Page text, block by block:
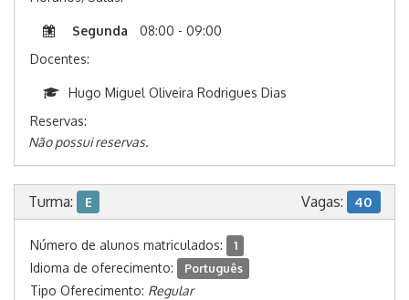
Segunda
08:00 - 09:00
Docentes:
Hugo Miguel Oliveira Rodrigues Dias
Reservas:
Não possui reservas.
Turma: E Vagas: 40
Número de alunos matriculados: 1
Idioma de oferecimento: Português
Tipo Oferecimento: Regular